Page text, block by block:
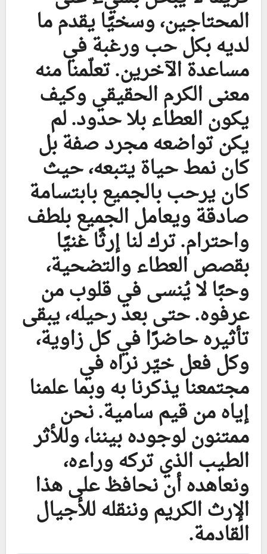
المحتاجين، وسخيًا يقدم ما
لديه بكل حب ورغبة في
مساعدة الآخرين. تعلّمنا منه
معنى الكرم الحقيقي وكيف
يكون العطاء بلا حدود. لم
يكن تواضعه مجرد صفة بل
كان نمط حياة يتبعه، حيث
كان يرحب بالجميع بابتسامة
صادقة ويعامل الجميع بلطف
واحترام. ترك لنا إرثًا غنيًا
بقصص العطاء والتضحية،
وحبًا لا يُنسى في قلوب من
عرفوه. حتى بعد رحيله، يبقى
تأثيره حاضرًا في كل زاوية،
وكل فعل خيّر نراه في
مجتمعنا يذكرنا به وبما علمنا
إياه من قيم سامية. نحن
ممتنون لوجوده بيننا، وللأثر
الطيب الذي تركه وراءه،
ونعاهده أن نحافظ على هذا
الإرث الكريم وننقله للأجيال
القادمة.